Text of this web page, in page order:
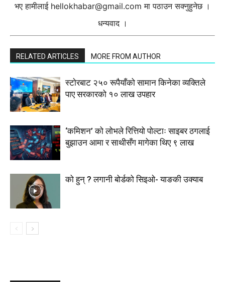
भए हामीलाई hellokhabar@gmail.com मा पठाउन सक्नुहुनेछ ।
धन्यवाद ।
RELATED ARTICLES MORE FROM AUTHOR
स्टाेरबाट २५० रूपैयाँको सामान किनेका व्यक्तिले
पाए सरकारको १० लाख उपहार
‘कमिशन’ को लोभले रित्तियो पोल्टाः साइबर ठगलाई
बुझाउन आमा र साथीसँग मागेका थिए ९ लाख
को हुन् ? लगानी बोर्डको सिइओ- याङकी उक्याब